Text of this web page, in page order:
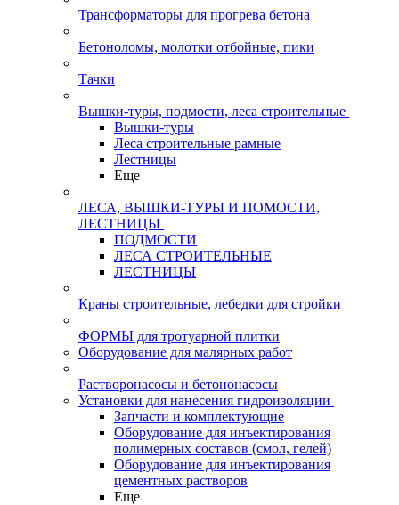
Трансформаторы для прогрева бетона
Бетоноломы, молотки отбойные, пики
Тачки
Вышки-туры, подмости, леса строительные
Вышки-туры
Леса строительные рамные
Лестницы
Еще
ЛЕСА, ВЫШКИ-ТУРЫ И ПОМОСТИ,
ЛЕСТНИЦЫ
ПОДМОСТИ
ЛЕСА СТРОИТЕЛЬНЫЕ
ЛЕСТНИЦЫ
Краны строительные, лебедки для стройки
ФОРМЫ для тротуарной плитки
Оборудование для малярных работ
Растворонасосы и бетононасосы
Установки для нанесения гидроизоляции
Запчасти и комплектующие
Оборудование для инъектирования
полимерных составов (смол, гелей)
Оборудование для инъектирования
цементных растворов
Еще